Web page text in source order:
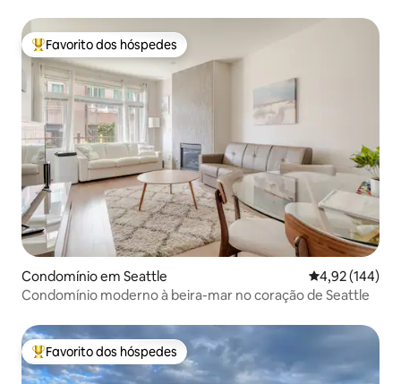
Favoritos dos hóspedes mais apreciados
Favorito dos hóspedes
Condomínio em Seattle Classificação
4,92 (144)
Condomínio moderno à beira-mar no coração de Seattle
Favoritos dos hóspedes mais apreciados
Favorito dos hóspedes